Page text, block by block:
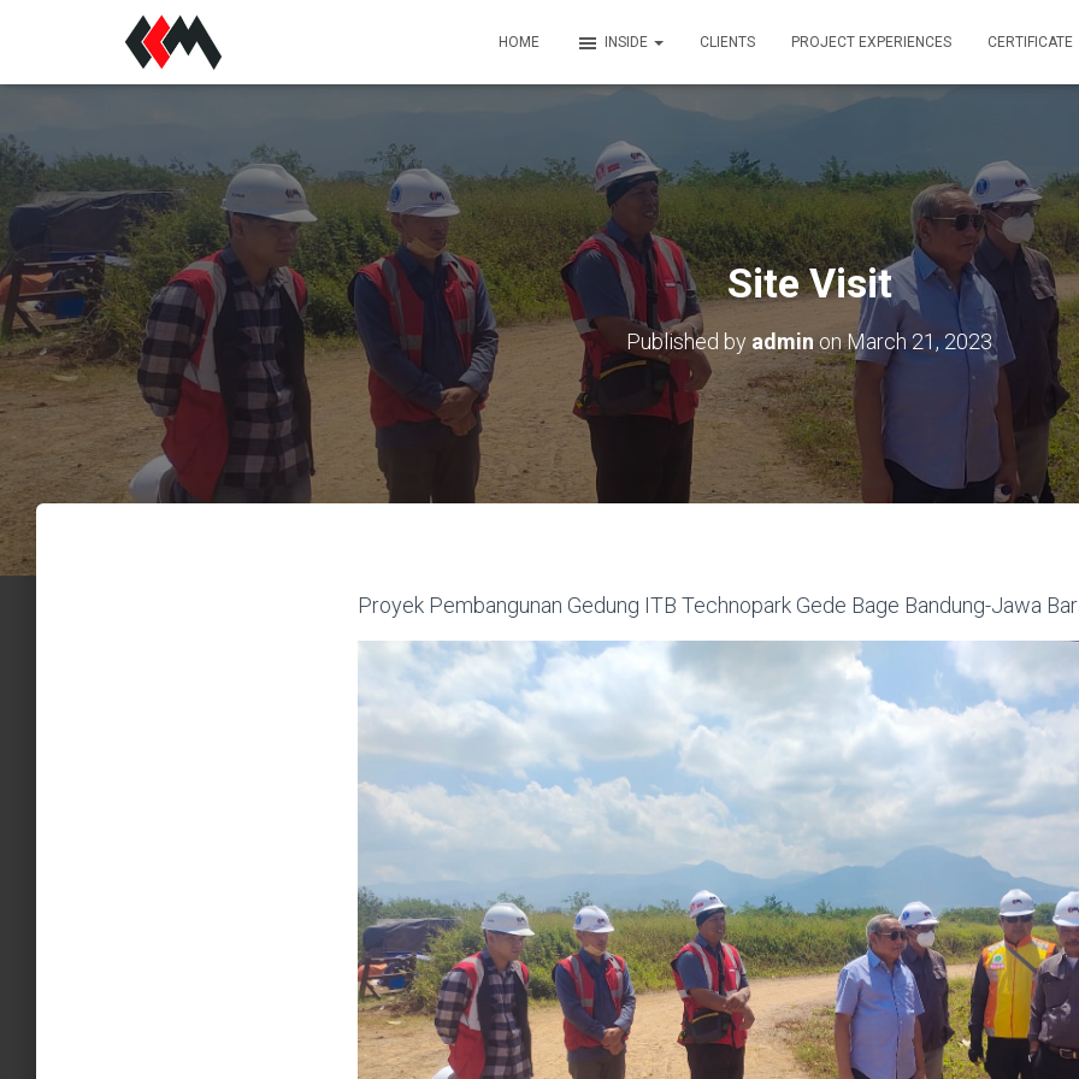
PT Ciriajasa Cipta Mandiri
HOME INSIDE CLIENTS PROJECT EXPERIENCES CERTIFICATE
Site Visit
Published by adminonMarch 21, 2023
Proyek Pembangunan Gedung ITB Technopark Gede Bage Bandung-Jawa